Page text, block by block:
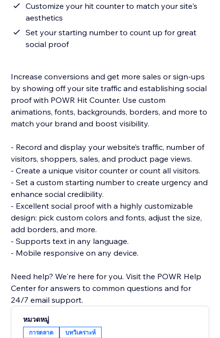
Customize your hit counter to match your site's
aesthetics
Set your starting number to count up for great
social proof
Increase conversions and get more sales or sign-ups
by showing off your site traffic and establishing social
proof with POWR Hit Counter. Use custom
animations, fonts, backgrounds, borders, and more to
match your brand and boost visibility.
- Record and display your website’s traffic, number of
visitors, shoppers, sales, and product page views.
- Create a unique visitor counter or count all visitors.
- Set a custom starting number to create urgency and
enhance social credibility.
- Excellent social proof with a highly customizable
design: pick custom colors and fonts, adjust the size,
add borders, and more.
- Supports text in any language.
- Mobile responsive on any device.
Need help? We're here for you. Visit the POWR Help
Center for answers to common questions and for
24/7 email support.
หมวดหมู่
การตลาด บทวิเคราะห์